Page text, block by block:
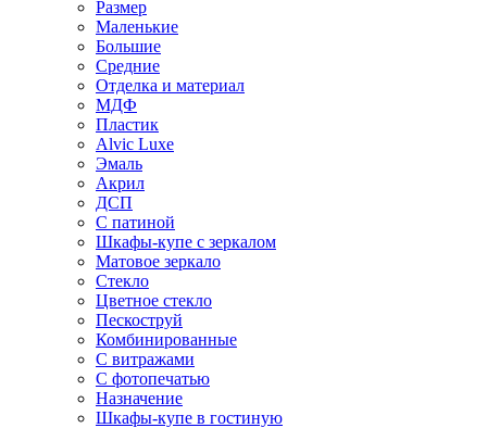
Размер
Маленькие
Большие
Средние
Отделка и материал
МДФ
Пластик
Alvic Luxe
Эмаль
Акрил
ДСП
С патиной
Шкафы-купе с зеркалом
Матовое зеркало
Стекло
Цветное стекло
Пескоструй
Комбинированные
С витражами
С фотопечатью
Назначение
Шкафы-купе в гостиную